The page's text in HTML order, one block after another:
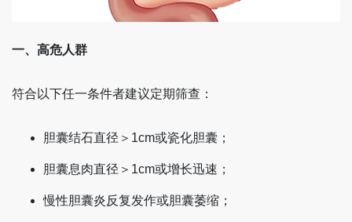
一、高危人群
符合以下任一条件者建议定期筛查：
胆囊结石直径＞1cm或瓷化胆囊‌；
胆囊息肉直径＞1cm或增长迅速‌；
慢性胆囊炎反复发作或胆囊萎缩‌；